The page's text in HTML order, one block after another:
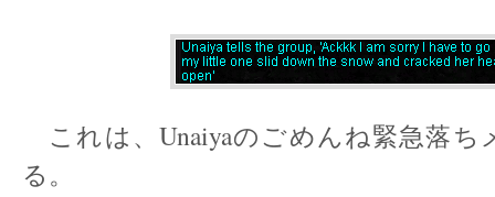
これは、Unaiyaのごめんね緊急落ち
る。